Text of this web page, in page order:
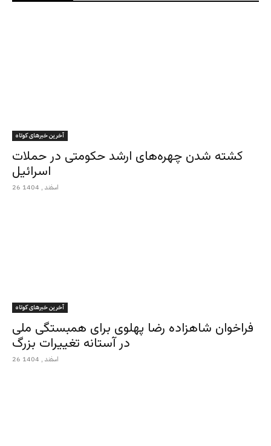
آخرین خبرهای کوتاه
کشته شدن چهره‌های ارشد حکومتی در حملات
اسرائیل
26 اسفند , 1404
آخرین خبرهای کوتاه
فراخوان شاهزاده رضا پهلوی برای همبستگی ملی
در آستانه تغییرات بزرگ
26 اسفند , 1404